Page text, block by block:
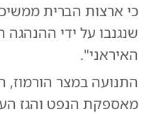
כי ארצות הברית
שנגנבו על ידי
האיראני".
התנועה במצר הורמוז,
מאספקת הנפט והגז